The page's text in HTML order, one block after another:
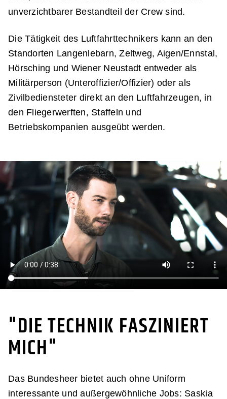
unverzichtbarer Bestandteil der Crew sind.
Die Tätigkeit des Luftfahrttechnikers kann an den
Standorten Langenlebarn, Zeltweg, Aigen/Ennstal,
Hörsching und Wiener Neustadt entweder als
Militärperson (Unteroffizier/Offizier) oder als
Zivilbediensteter direkt an den Luftfahrzeugen, in
den Fliegerwerften, Staffeln und
Betriebskompanien ausgeübt werden.
"DIE TECHNIK FASZINIERT
MICH"
Das Bundesheer bietet auch ohne Uniform
interessante und außergewöhnliche Jobs: Saskia